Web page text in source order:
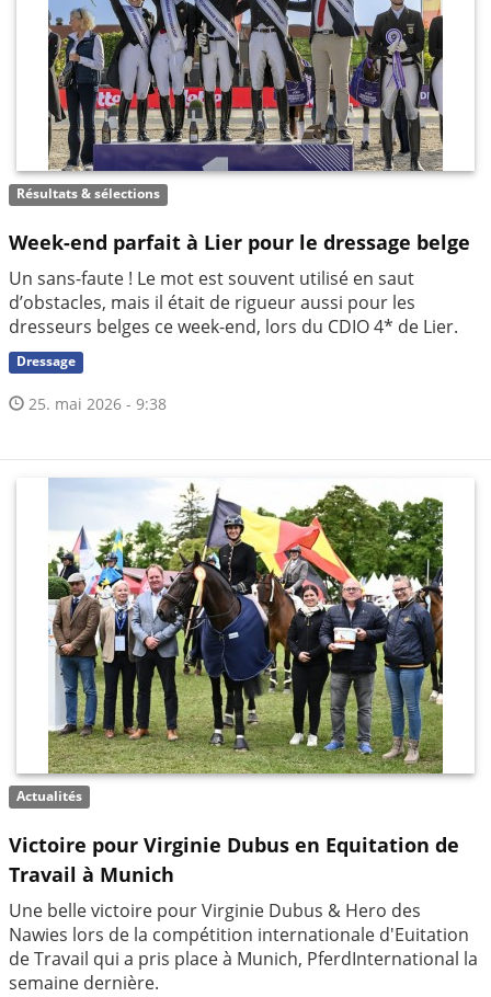
Résultats & sélections
Week-end parfait à Lier pour le dressage belge
Un sans-faute ! Le mot est souvent utilisé en saut
d’obstacles, mais il était de rigueur aussi pour les
dresseurs belges ce week-end, lors du CDIO 4* de Lier.
Dressage
25. mai 2026 - 9:38
Actualités
Victoire pour Virginie Dubus en Equitation de
Travail à Munich
Une belle victoire pour Virginie Dubus & Hero des
Nawies lors de la compétition internationale d'Euitation
de Travail qui a pris place à Munich, PferdInternational la
semaine dernière.